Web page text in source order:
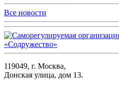
Все новости
119049, г. Москва,
Донская улица, дом 13.